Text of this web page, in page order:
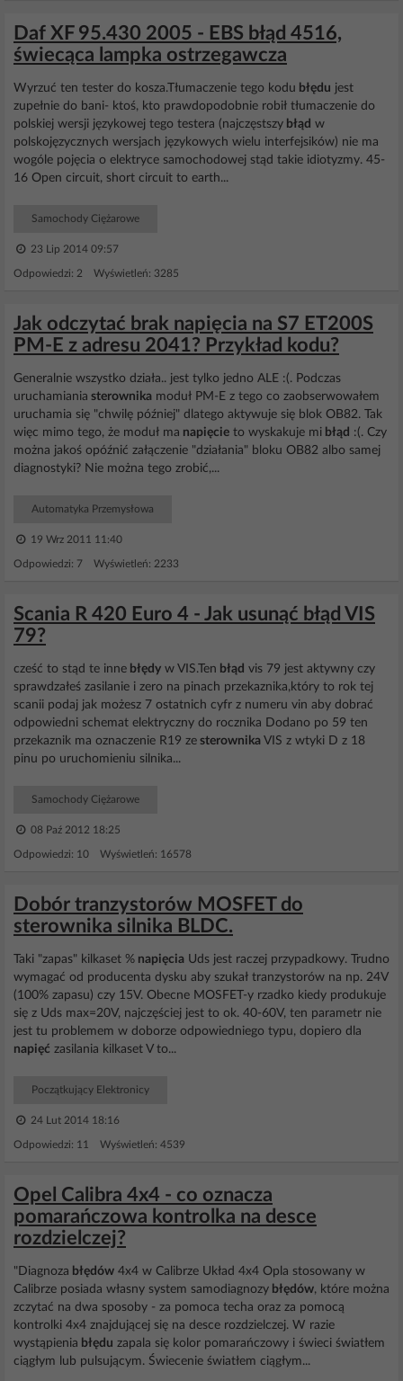
Daf XF 95.430 2005 - EBS błąd 4516,
świecąca lampka ostrzegawcza
Wyrzuć ten tester do kosza.Tłumaczenie tego kodu błędu jest
zupełnie do bani- ktoś, kto prawdopodobnie robił tłumaczenie do
polskiej wersji językowej tego testera (najczęstszy błąd w
polskojęzycznych wersjach językowych wielu interfejsików) nie ma
wogóle pojęcia o elektryce samochodowej stąd takie idiotyzmy. 45-
16 Open circuit, short circuit to earth...
Samochody Ciężarowe
23 Lip 2014 09:57
Odpowiedzi: 2 Wyświetleń: 3285
Jak odczytać brak napięcia na S7 ET200S
PM-E z adresu 2041? Przykład kodu?
Generalnie wszystko działa.. jest tylko jedno ALE :(. Podczas
uruchamiania sterownika moduł PM-E z tego co zaobserwowałem
uruchamia się "chwilę później" dlatego aktywuje się blok OB82. Tak
więc mimo tego, że moduł ma napięcie to wyskakuje mi błąd :(. Czy
można jakoś opóźnić załączenie "działania" bloku OB82 albo samej
diagnostyki? Nie można tego zrobić,...
Automatyka Przemysłowa
19 Wrz 2011 11:40
Odpowiedzi: 7 Wyświetleń: 2233
Scania R 420 Euro 4 - Jak usunąć błąd VIS
79?
cześć to stąd te inne błędy w VIS.Ten błąd vis 79 jest aktywny czy
sprawdzałeś zasilanie i zero na pinach przekaznika,który to rok tej
scanii podaj jak możesz 7 ostatnich cyfr z numeru vin aby dobrać
odpowiedni schemat elektryczny do rocznika Dodano po 59 ten
przekaznik ma oznaczenie R19 ze sterownika VIS z wtyki D z 18
pinu po uruchomieniu silnika...
Samochody Ciężarowe
08 Paź 2012 18:25
Odpowiedzi: 10 Wyświetleń: 16578
Dobór tranzystorów MOSFET do
sterownika silnika BLDC.
Taki "zapas" kilkaset % napięcia Uds jest raczej przypadkowy. Trudno
wymagać od producenta dysku aby szukał tranzystorów na np. 24V
(100% zapasu) czy 15V. Obecne MOSFET-y rzadko kiedy produkuje
się z Uds max=20V, najczęściej jest to ok. 40-60V, ten parametr nie
jest tu problemem w doborze odpowiedniego typu, dopiero dla
napięć zasilania kilkaset V to...
Początkujący Elektronicy
24 Lut 2014 18:16
Odpowiedzi: 11 Wyświetleń: 4539
Opel Calibra 4x4 - co oznacza
pomarańczowa kontrolka na desce
rozdzielczej?
"Diagnoza błędów 4x4 w Calibrze Układ 4x4 Opla stosowany w
Calibrze posiada własny system samodiagnozy błędów, które można
zczytać na dwa sposoby - za pomoca techa oraz za pomocą
kontrolki 4x4 znajdującej się na desce rozdzielczej. W razie
wystąpienia błędu zapala się kolor pomarańczowy i świeci światłem
ciągłym lub pulsującym. Świecenie światłem ciągłym...